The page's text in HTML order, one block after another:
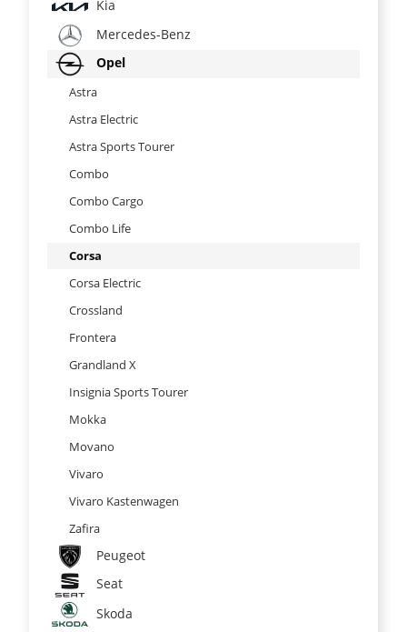
Kia
Mercedes-Benz
Opel
Astra
Astra Electric
Astra Sports Tourer
Combo
Combo Cargo
Combo Life
Corsa
Corsa Electric
Crossland
Frontera
Grandland X
Insignia Sports Tourer
Mokka
Movano
Vivaro
Vivaro Kastenwagen
Zafira
Peugeot
Seat
Skoda